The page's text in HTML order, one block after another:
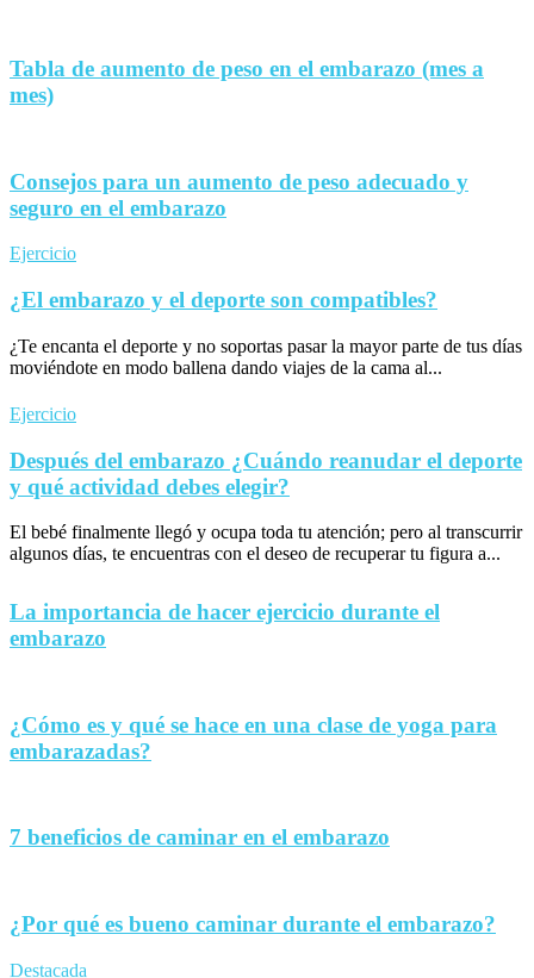
Tabla de aumento de peso en el embarazo (mes a
mes)
Consejos para un aumento de peso adecuado y
seguro en el embarazo
Ejercicio
¿El embarazo y el deporte son compatibles?
¿Te encanta el deporte y no soportas pasar la mayor parte de tus días
moviéndote en modo ballena dando viajes de la cama al...
Ejercicio
Después del embarazo ¿Cuándo reanudar el deporte
y qué actividad debes elegir?
El bebé finalmente llegó y ocupa toda tu atención; pero al transcurrir
algunos días, te encuentras con el deseo de recuperar tu figura a...
La importancia de hacer ejercicio durante el
embarazo
¿Cómo es y qué se hace en una clase de yoga para
embarazadas?
7 beneficios de caminar en el embarazo
¿Por qué es bueno caminar durante el embarazo?
Destacada